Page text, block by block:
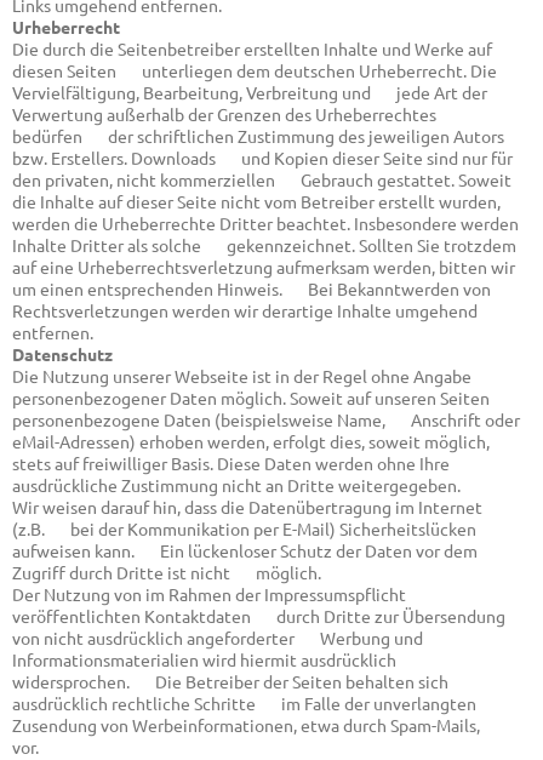
Links umgehend entfernen.
Urheberrecht
Die durch die Seitenbetreiber erstellten Inhalte und Werke auf
diesen Seiten unterliegen dem deutschen Urheberrecht. Die
Vervielfältigung, Bearbeitung, Verbreitung und jede Art der
Verwertung außerhalb der Grenzen des Urheberrechtes
bedürfen der schriftlichen Zustimmung des jeweiligen Autors
bzw. Erstellers. Downloads und Kopien dieser Seite sind nur für
den privaten, nicht kommerziellen Gebrauch gestattet. Soweit
die Inhalte auf dieser Seite nicht vom Betreiber erstellt wurden,
werden die Urheberrechte Dritter beachtet. Insbesondere werden
Inhalte Dritter als solche gekennzeichnet. Sollten Sie trotzdem
auf eine Urheberrechtsverletzung aufmerksam werden, bitten wir
um einen entsprechenden Hinweis. Bei Bekanntwerden von
Rechtsverletzungen werden wir derartige Inhalte umgehend
entfernen.
Datenschutz
Die Nutzung unserer Webseite ist in der Regel ohne Angabe
personenbezogener Daten möglich. Soweit auf unseren Seiten
personenbezogene Daten (beispielsweise Name, Anschrift oder
eMail-Adressen) erhoben werden, erfolgt dies, soweit möglich,
stets auf freiwilliger Basis. Diese Daten werden ohne Ihre
ausdrückliche Zustimmung nicht an Dritte weitergegeben.
Wir weisen darauf hin, dass die Datenübertragung im Internet
(z.B. bei der Kommunikation per E-Mail) Sicherheitslücken
aufweisen kann. Ein lückenloser Schutz der Daten vor dem
Zugriff durch Dritte ist nicht möglich.
Der Nutzung von im Rahmen der Impressumspflicht
veröffentlichten Kontaktdaten durch Dritte zur Übersendung
von nicht ausdrücklich angeforderter Werbung und
Informationsmaterialien wird hiermit ausdrücklich
widersprochen. Die Betreiber der Seiten behalten sich
ausdrücklich rechtliche Schritte im Falle der unverlangten
Zusendung von Werbeinformationen, etwa durch Spam-Mails,
vor.